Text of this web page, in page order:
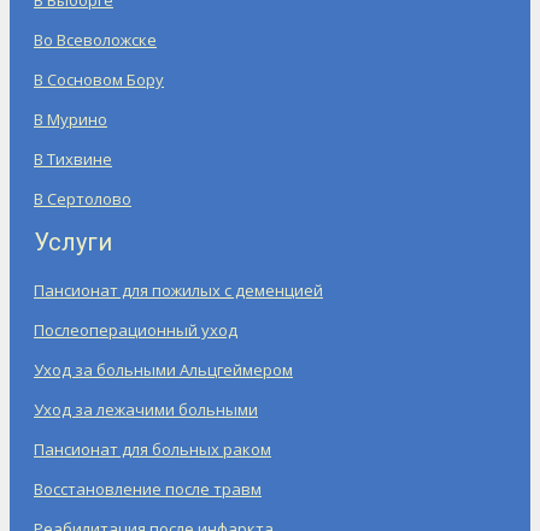
Во Всеволожске
В Сосновом Бору
В Мурино
В Тихвине
В Сертолово
Услуги
Пансионат для пожилых с деменцией
Послеоперационный уход
Уход за больными Альцгеймером
Уход за лежачими больными
Пансионат для больных раком
Восстановление после травм